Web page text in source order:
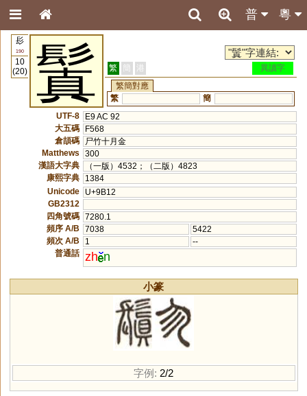
粵
普
髟
190
10
(20)
鬒 繁 簡 港
異讀字
繁簡對應
繁
簡
UTF-8
E9 AC 92
大五碼
F568
倉頡碼
尸竹十月金
Matthews
300
漢語大字典
（一版）4532；（二版）4823
康熙字典
1384
Unicode
U+9B12
GB2312
四角號碼 7280.1
頻序 A/B
7038
5422
頻次 A/B
1
--
普通話 zh n
小篆
字例: 2/2